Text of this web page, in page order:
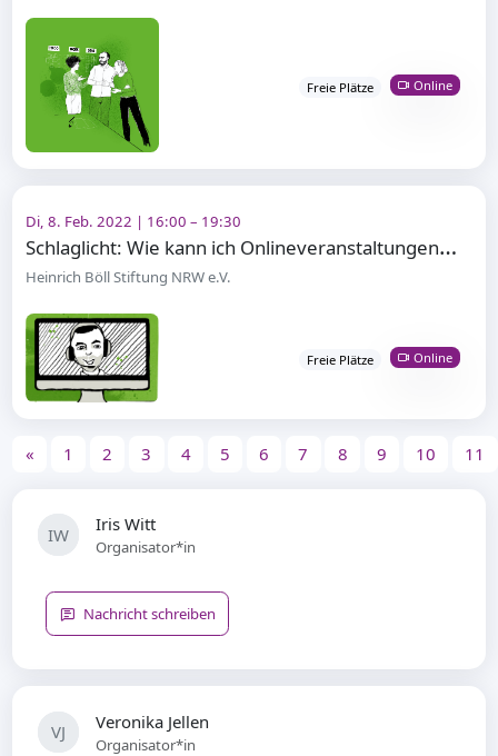
Freie Plätze Online
Di, 8. Feb. 2022 | 16:00 – 19:30
S
chlaglicht: Wie kann ich Onlineveranstaltungen aktiver gestalten?
Heinrich Böll Stiftung NRW e.V.
Freie Plätze Online
« 1 2 3 4 5 6 7 8 9 10 11
IW Iris Witt
Organisator*in
Nachricht schreiben
VJ Veronika Jellen
Organisator*in